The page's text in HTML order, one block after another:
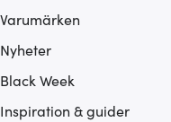
Varumärken
Nyheter
Black Week
Inspiration & guider